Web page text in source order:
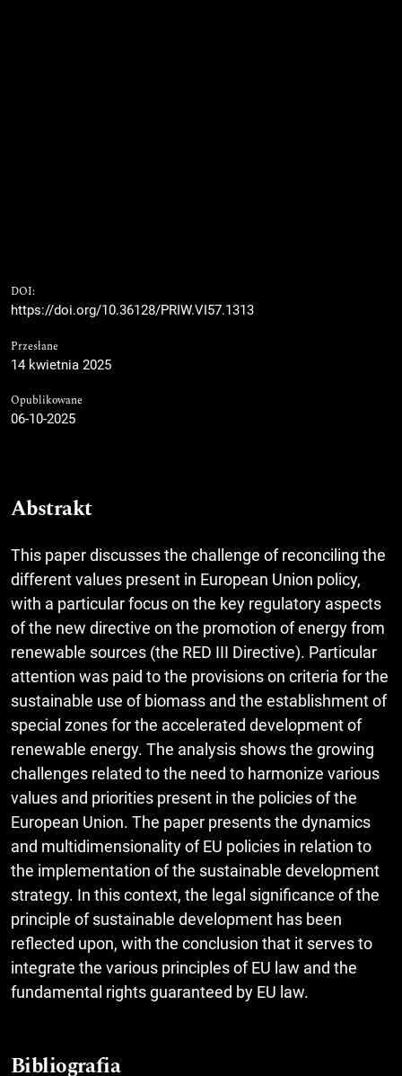
DOI:
https://doi.org/10.36128/PRIW.VI57.1313
Przesłane
14 kwietnia 2025
Opublikowane
06-10-2025
Abstrakt
This paper discusses the challenge of reconciling the
different values present in European Union policy,
with a particular focus on the key regulatory aspects
of the new directive on the promotion of energy from
renewable sources (the RED III Directive). Particular
attention was paid to the provisions on criteria for the
sustainable use of biomass and the establishment of
special zones for the accelerated development of
renewable energy. The analysis shows the growing
challenges related to the need to harmonize various
values and priorities present in the policies of the
European Union. The paper presents the dynamics
and multidimensionality of EU policies in relation to
the implementation of the sustainable development
strategy. In this context, the legal significance of the
principle of sustainable development has been
reflected upon, with the conclusion that it serves to
integrate the various principles of EU law and the
fundamental rights guaranteed by EU law.
Bibliografia